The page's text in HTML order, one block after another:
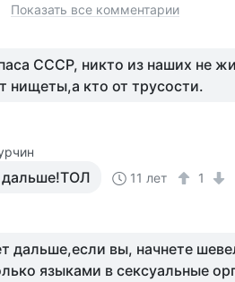
Показать все комментарии
СССР, никто из наших не
нищеты,а кто от трусости.
дальше!ТОЛ 11 лет 1
дальше,если вы, начнете
языками в сексуальные